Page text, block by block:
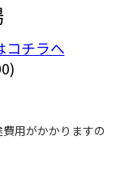
チラへ
用がかかりますの